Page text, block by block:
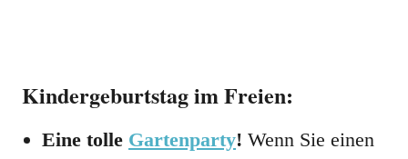
Kindergeburtstag im Freien:
Eine tolle Gartenparty! Wenn Sie einen